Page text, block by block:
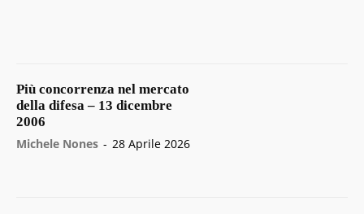
Più concorrenza nel mercato
della difesa – 13 dicembre
2006
Michele Nones - 28 Aprile 2026